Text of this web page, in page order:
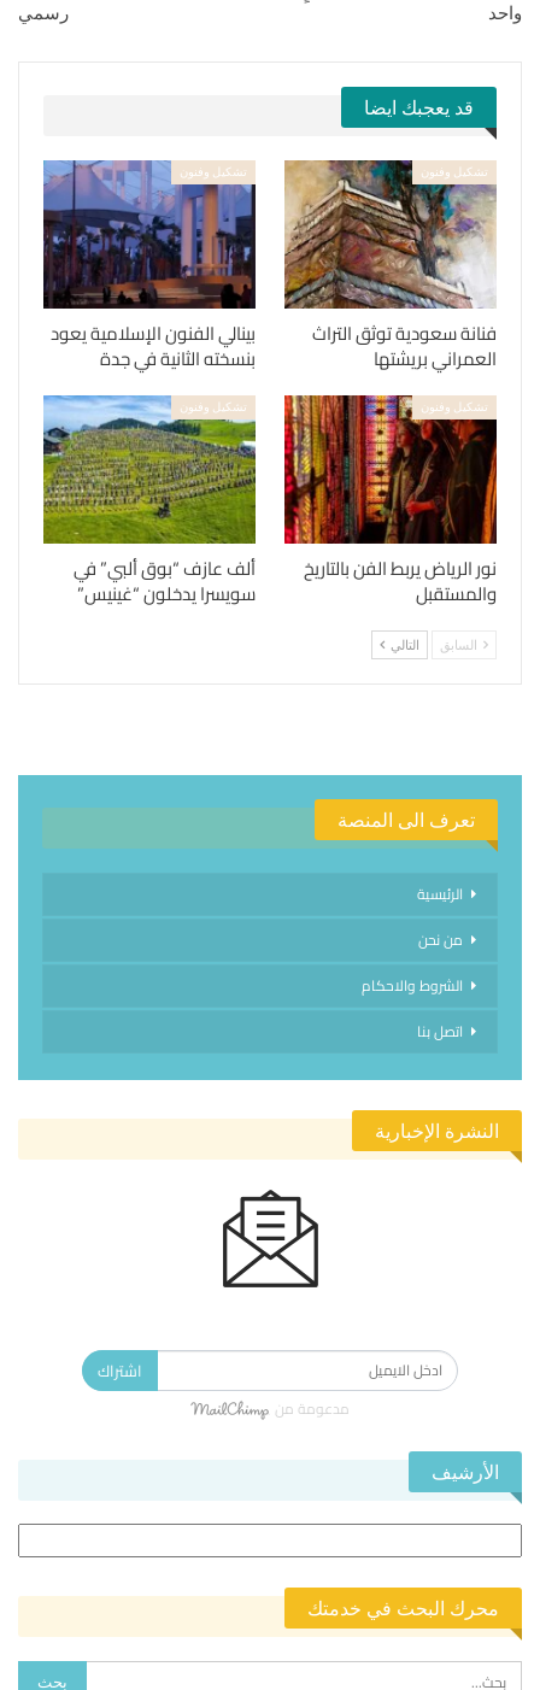
واحد
رسمي
قد يعجبك ايضا
تشكيل وفنون
فنانة سعودية توثق التراث
العمراني بريشتها
تشكيل وفنون
بينالي الفنون الإسلامية يعود
بنسخته الثانية في جدة
تشكيل وفنون
نور الرياض يربط الفن بالتاريخ
والمستقبل
تشكيل وفنون
ألف عازف “بوق ألبي” في
سويسرا يدخلون “غينيس”
السابق التالي
تعرف الى المنصة
الرئيسية
من نحن
الشروط والاحكام
اتصل بنا
النشرة الإخبارية
اشتراك
مدعومة من
الأرشيف
محرك البحث في خدمتك